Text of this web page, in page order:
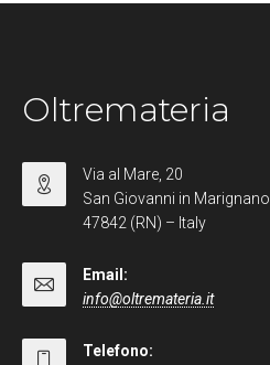
Oltremateria
Via al Mare, 20
San Giovanni in Marignano
47842 (RN) – Italy
Email:
info@oltremateria.it
Telefono: